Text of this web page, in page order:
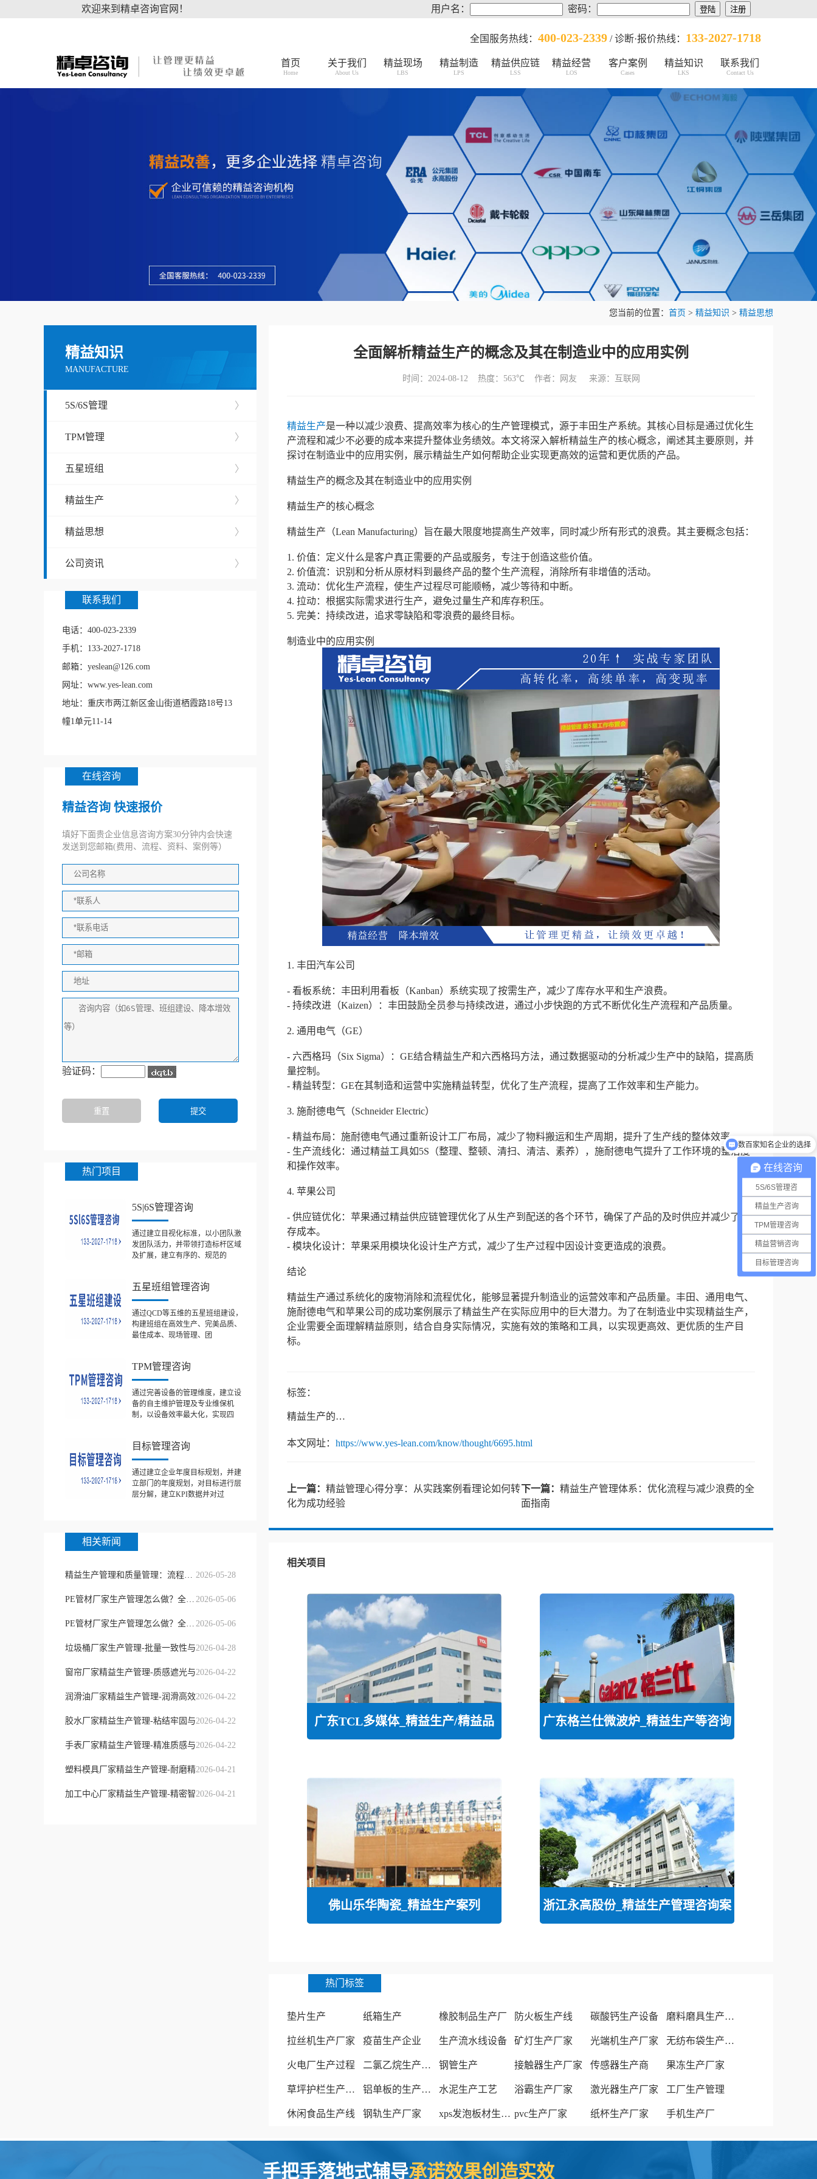
欢迎来到精卓咨询官网！ 用户名： 密码：
全国服务热线： 400-023-2339 / 诊断·报价热线： 133-2027-1718
首页
Home
关于我们
About Us
精益现场
LBS
精益制造
LPS
精益供应链
LSS
精益经营
LOS
客户案例
Cases
精益知识
LKS
联系我们
Contact Us
您当前的位置： 首页 > 精益知识 > 精益思想
精益知识
MANUFACTURE
5S/6S管理 〉
TPM管理 〉
五星班组 〉
精益生产 〉
精益思想 〉
公司资讯 〉
联系我们
电话：400-023-2339
手机：133-2027-1718
邮箱：yeslean@126.com
网址：www.yes-lean.com
地址：重庆市两江新区金山街道栖霞路18号13
幢1单元11-14
在线咨询
精益咨询 快速报价
填好下面贵企业信息咨询方案30分钟内会快速
发送到您邮箱(费用、流程、资料、案例等）
验证码：
热门项目
5S|6S管理咨询
通过建立目视化标准，以小团队激
发团队活力，并带领打造标杆区域
及扩展，建立有序的、规范的
五星班组管理咨询
通过QCD等五维的五星班组建设，
构建班组在高效生产、完美品质、
最佳成本、现场管理、团
TPM管理咨询
通过完善设备的管理维度，建立设
备的自主维护管理及专业维保机
制，以设备效率最大化，实现四
目标管理咨询
通过建立企业年度目标规划，并建
立部门的年度规划，对目标进行层
层分解，建立KPI数据并对过
相关新闻
精益生产管理和质量管理：流程提质与 2026-05-28
PE管材厂家生产管理怎么做？全流程质 2026-05-06
PE管材厂家生产管理怎么做？全流程质 2026-05-06
垃圾桶厂家生产管理-批量一致性与2026-04-28
窗帘厂家精益生产管理-质感遮光与2026-04-22
润滑油厂家精益生产管理-润滑高效2026-04-22
胶水厂家精益生产管理-粘结牢固与2026-04-22
手表厂家精益生产管理-精准质感与2026-04-22
塑料模具厂家精益生产管理-耐磨精2026-04-21
加工中心厂家精益生产管理-精密智2026-04-21
全面解析精益生产的概念及其在制造业中的应用实例
时间：2024-08-12 热度： 563℃ 作者：网友 来源：互联网
精益生产是一种以减少浪费、提高效率为核心的生产管理模式，源于丰田生产系统。其核心目标是通过优化生
产流程和减少不必要的成本来提升整体业务绩效。本文将深入解析精益生产的核心概念，阐述其主要原则，并
探讨在制造业中的应用实例，展示精益生产如何帮助企业实现更高效的运营和更优质的产品。
精益生产的概念及其在制造业中的应用实例
精益生产的核心概念
精益生产（Lean Manufacturing）旨在最大限度地提高生产效率，同时减少所有形式的浪费。其主要概念包括：
1. 价值：定义什么是客户真正需要的产品或服务，专注于创造这些价值。
2. 价值流：识别和分析从原材料到最终产品的整个生产流程，消除所有非增值的活动。
3. 流动：优化生产流程，使生产过程尽可能顺畅，减少等待和中断。
4. 拉动：根据实际需求进行生产，避免过量生产和库存积压。
5. 完美：持续改进，追求零缺陷和零浪费的最终目标。
制造业中的应用实例
1. 丰田汽车公司
- 看板系统：丰田利用看板（Kanban）系统实现了按需生产，减少了库存水平和生产浪费。
- 持续改进（Kaizen）：丰田鼓励全员参与持续改进，通过小步快跑的方式不断优化生产流程和产品质量。
2. 通用电气（GE）
- 六西格玛（Six Sigma）：GE结合精益生产和六西格玛方法，通过数据驱动的分析减少生产中的缺陷，提高质
量控制。
- 精益转型：GE在其制造和运营中实施精益转型，优化了生产流程，提高了工作效率和生产能力。
3. 施耐德电气（Schneider Electric）
- 精益布局：施耐德电气通过重新设计工厂布局，减少了物料搬运和生产周期，提升了生产线的整体效率。
- 生产流线化：通过精益工具如5S（整理、整顿、清扫、清洁、素养），施耐德电气提升了工作环境的整洁度
和操作效率。
4. 苹果公司
- 供应链优化：苹果通过精益供应链管理优化了从生产到配送的各个环节，确保了产品的及时供应并减少了库
存成本。
- 模块化设计：苹果采用模块化设计生产方式，减少了生产过程中因设计变更造成的浪费。
结论
精益生产通过系统化的废物消除和流程优化，能够显著提升制造业的运营效率和产品质量。丰田、通用电气、
施耐德电气和苹果公司的成功案例展示了精益生产在实际应用中的巨大潜力。为了在制造业中实现精益生产，
企业需要全面理解精益原则，结合自身实际情况，实施有效的策略和工具，以实现更高效、更优质的生产目
标。
标签：
精益生产的概念
本文网址： https://www.yes-lean.com/know/thought/6695.html
上一篇： 精益管理心得分享：从实践案例看理论如何转
化为成功经验
下一篇： 精益生产管理体系：优化流程与减少浪费的全
面指南
相关项目
广东TCL多媒体_精益生产/精益品 广东格兰仕微波炉_精益生产等咨询
佛山乐华陶瓷_精益生产案列 浙江永高股份_精益生产管理咨询案
热门标签
垫片生产 纸箱生产 橡胶制品生产厂 防火板生产线 碳酸钙生产设备 磨料磨具生产厂家
拉丝机生产厂家 疫苗生产企业 生产流水线设备 矿灯生产厂家 光端机生产厂家 无纺布袋生产厂家
火电厂生产过程 二氯乙烷生产厂家 钢管生产 接触器生产厂家 传感器生产商 果冻生产厂家
草坪护栏生产厂家 铝单板的生产厂家 水泥生产工艺 浴霸生产厂家 激光器生产厂家 工厂生产管理
休闲食品生产线 钢轨生产厂家 xps发泡板材生产线 pvc生产厂家 纸杯生产厂家 手机生产厂
手把手落地式辅导承诺效果创造实效
在线咨询
5S/6S管理咨
精益生产咨询
TPM管理咨询
精益营销咨询
目标管理咨询
数百家知名企业的选择